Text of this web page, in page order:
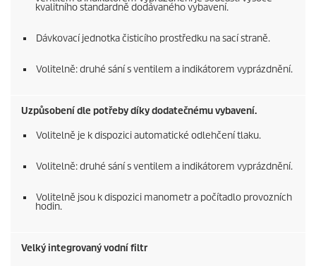
kvalitního standardně dodávaného vybavení.
Dávkovací jednotka čisticího prostředku na sací straně.
Volitelně: druhé sání s ventilem a indikátorem vyprázdnění.
Uzpůsobení dle potřeby díky dodatečnému vybavení.
Volitelně je k dispozici automatické odlehčení tlaku.
Volitelně: druhé sání s ventilem a indikátorem vyprázdnění.
Volitelně jsou k dispozici manometr a počítadlo provozních
hodin.
Velký integrovaný vodní filtr